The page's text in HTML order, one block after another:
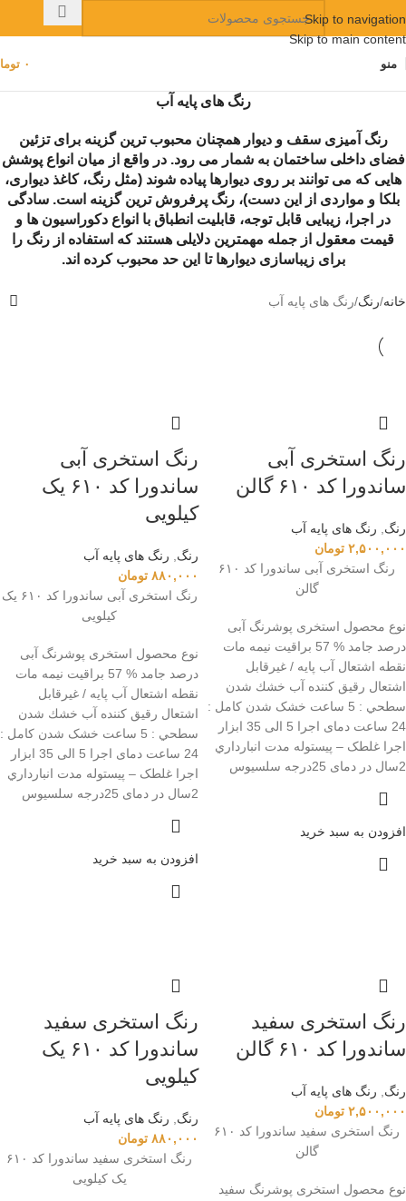
Skip to navigation
Skip to main content
منو ۰
رنگ‌ های پایه آب
رنگ آمیزی سقف و دیوار همچنان محبوب ترین گزینه برای تزئین
فضای داخلی ساختمان به شمار می رود. در واقع از میان انواع پوشش
هایی که می توانند بر روی دیوارها پیاده شوند (مثل رنگ، کاغذ دیواری،
بلکا و مواردی از این دست)، رنگ پرفروش ترین گزینه است. سادگی
در اجرا، زیبایی قابل توجه، قابلیت انطباق با انواع دکوراسیون ها و
قیمت معقول از جمله مهمترین دلایلی هستند که استفاده از رنگ را
برای زیباسازی دیوارها تا این حد محبوب کرده اند.
خانه رنگ رنگ‌ های پایه آب
رنگ استخری آبی
ساندورا کد ۶۱۰ گالن
رنگ
رنگ‌ های پایه آب
۲,۵۰۰,۰۰۰ تومان
رنگ استخری آبی ساندورا کد ۶۱۰
گالن
نوع محصول استخری پوشرنگ آبی
درصد جامد % 57 براقیت نیمه مات
نقطه اشتعال آب پایه / غیرقابل
اشتعال رقیق کننده آب خشك شدن
سطحي : 5 ساعت خشک شدن کامل :
24 ساعت دمای اجرا 5 الی 35 ابزار
اجرا غلطک – پیستوله مدت انبارداري
2سال در دمای 25درجه سلسيوس
افزودن به سبد خرید
رنگ استخری آبی
ساندورا کد ۶۱۰ یک
کیلویی
رنگ
رنگ‌ های پایه آب
۸۸۰,۰۰۰ تومان
رنگ استخری آبی ساندورا کد ۶۱۰ یک
کیلویی
نوع محصول استخری پوشرنگ آبی
درصد جامد % 57 براقیت نیمه مات
نقطه اشتعال آب پایه / غیرقابل
اشتعال رقیق کننده آب خشك شدن
سطحي : 5 ساعت خشک شدن کامل :
24 ساعت دمای اجرا 5 الی 35 ابزار
اجرا غلطک – پیستوله مدت انبارداري
2سال در دمای 25درجه سلسيوس
افزودن به سبد خرید
رنگ استخری سفید
ساندورا کد ۶۱۰ گالن
رنگ
رنگ‌ های پایه آب
۲,۵۰۰,۰۰۰ تومان
رنگ استخری سفید ساندورا کد ۶۱۰
گالن
نوع محصول استخری پوشرنگ سفید
رنگ استخری سفید
ساندورا کد ۶۱۰ یک
کیلویی
رنگ
رنگ‌ های پایه آب
۸۸۰,۰۰۰ تومان
رنگ استخری سفید ساندورا کد ۶۱۰
یک کیلویی